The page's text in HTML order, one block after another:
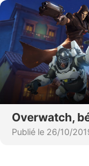
Overwatch,
Publié le 26/10/